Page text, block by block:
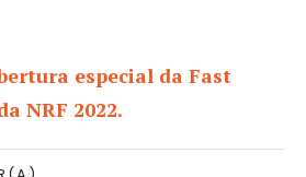
especial da Fast
NRF 2022.